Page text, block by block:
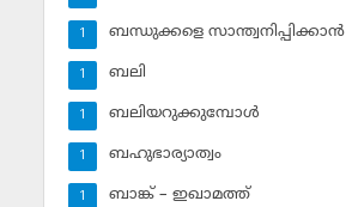
ബന്ധുക്കളെ സാന്ത്വനിപ്പിക്കാന്‍
1
ബലി
1
ബലിയറുക്കുമ്പോള്‍
1
ബഹുഭാര്യാത്വം
1
ബാങ്ക് – ഇഖാമത്ത്
1